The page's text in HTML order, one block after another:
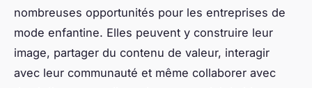
nombreuses opportunités pour les entreprises de
mode enfantine. Elles peuvent y construire leur
image, partager du contenu de valeur, interagir
avec leur communauté et même collaborer avec